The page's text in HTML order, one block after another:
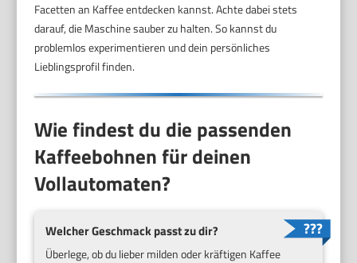
Facetten an Kaffee entdecken kannst. Achte dabei stets
darauf, die Maschine sauber zu halten. So kannst du
problemlos experimentieren und dein persönliches
Lieblingsprofil finden.
Wie findest du die passenden
Kaffeebohnen für deinen
Vollautomaten?
Welcher Geschmack passt zu dir?
Überlege, ob du lieber milden oder kräftigen Kaffee